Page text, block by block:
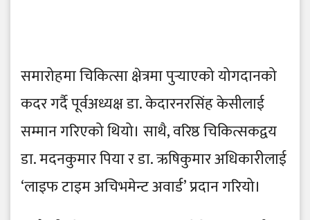
समारोहमा चिकित्सा क्षेत्रमा पुर्‍याएको योगदानको
कदर गर्दै पूर्वअध्यक्ष डा. केदारनरसिंह केसीलाई
सम्मान गरिएको थियो। साथै, वरिष्ठ चिकित्सकद्वय
डा. मदनकुमार पिया र डा. ऋषिकुमार अधिकारीलाई
‘लाइफ टाइम अचिभमेन्ट अवार्ड’ प्रदान गरियो।